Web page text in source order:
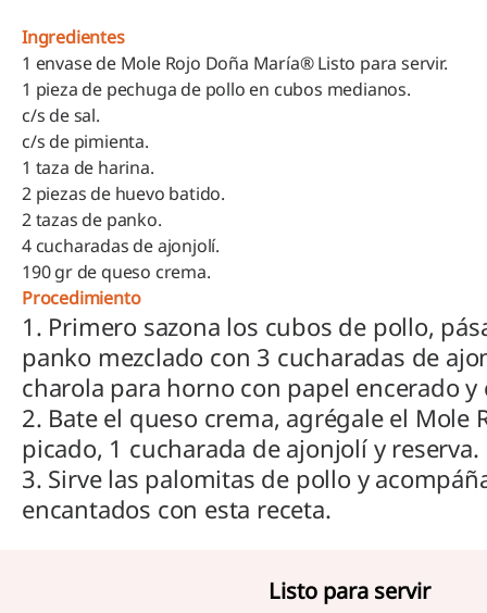
Ingredientes
1 envase de Mole Rojo Doña María® Listo para servir.
1 pieza de pechuga de pollo en cubos medianos.
c/s de sal.
c/s de pimienta.
1 taza de harina.
2 piezas de huevo batido.
2 tazas de panko.
4 cucharadas de ajonjolí.
190 gr de queso crema.
Procedimiento
1. Primero sazona los cubos de pollo,
panko mezclado con 3 cucharadas de
charola para horno con papel encerado
2. Bate el queso crema, agrégale el
picado, 1 cucharada de ajonjolí y reserva.
3. Sirve las palomitas de pollo y
encantados con esta receta.
Listo para servir